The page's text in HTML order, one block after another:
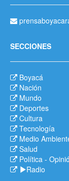
SECCIONES
Boyacá
Nación
Mundo
Deportes
Cultura
Tecnología
Medio
Salud
Política -
Radio